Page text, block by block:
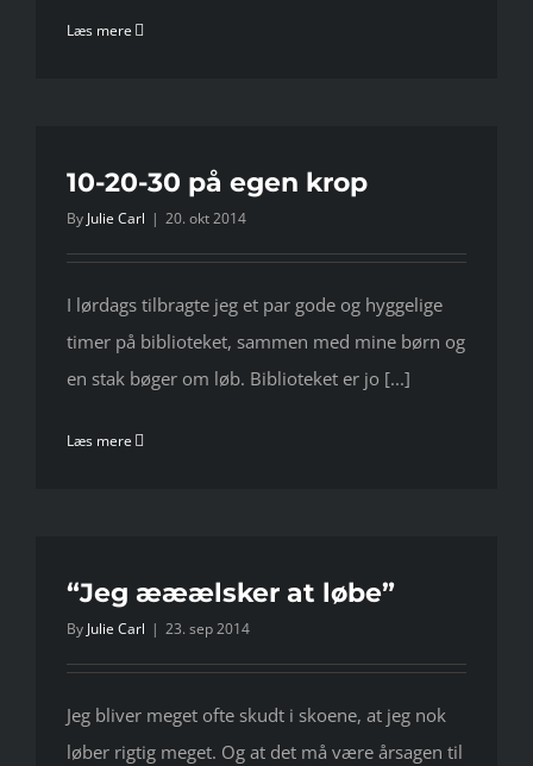
Læs mere
10-20-30 på egen krop
By Julie Carl | 20. okt 2014
I lørdags tilbragte jeg et par gode og hyggelige
timer på biblioteket, sammen med mine børn og
en stak bøger om løb. Biblioteket er jo [...]
Læs mere
“Jeg ææælsker at løbe”
By Julie Carl | 23. sep 2014
Jeg bliver meget ofte skudt i skoene, at jeg nok
løber rigtig meget. Og at det må være årsagen til